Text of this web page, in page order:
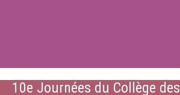
10e Journées du Collège des